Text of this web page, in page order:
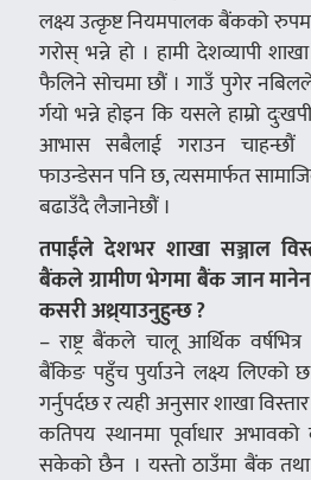
लक्ष्य उत्कृष्ट नियमपालक बैंकको
गरोस् भन्ने हो । हामी देशव्यापी
फैलिने सोचमा छौं । गाउँ पुगेर
र्गयो भन्ने होइन कि यसले हाम्रो
आभास सबैलाई गराउन
फाउन्डेसन पनि छ, त्यसमार्फत
बढाउँदै लैजानेछौं ।
तपाईंले देशभर शाखा सञ्जाल
बैंकले ग्रामीण भेगमा बैंक जान
कसरी अथ्र्याउनुहुन्छ ?
– राष्ट्र बैंकले चालू आर्थिक
बैंकिङ पहुँच पुर्याउने लक्ष्य लिएको
गर्नुपर्दछ र त्यही अनुसार शाखा
कतिपय स्थानमा पूर्वाधार
सकेको छैन । यस्तो ठाउँमा बैंक तथा